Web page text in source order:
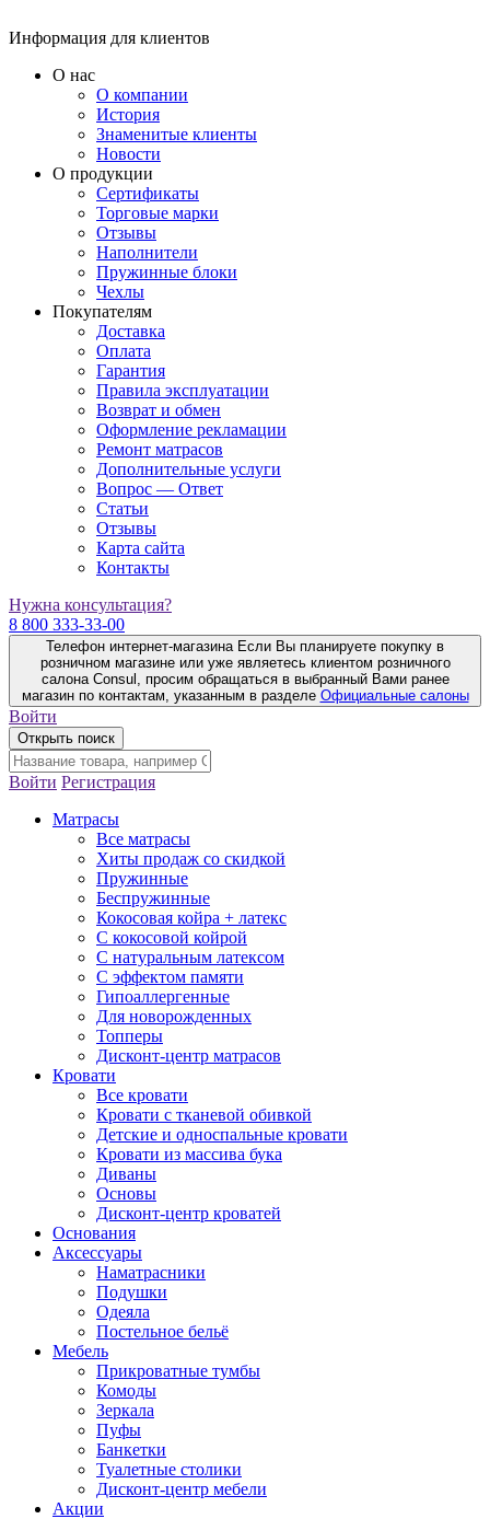
Информация для клиентов
О нас
О компании
История
Знаменитые клиенты
Новости
О продукции
Сертификаты
Торговые марки
Отзывы
Наполнители
Пружинные блоки
Чехлы
Покупателям
Доставка
Оплата
Гарантия
Правила эксплуатации
Возврат и обмен
Оформление рекламации
Ремонт матрасов
Дополнительные услуги
Вопрос — Ответ
Статьи
Отзывы
Карта сайта
Контакты
Нужна консультация?
8 800 333-33-00
Телефон интернет-магазина Если Вы планируете покупку в
розничном магазине или уже являетесь клиентом розничного
салона Consul, просим обращаться в выбранный Вами ранее
магазин по контактам, указанным в разделе Официальные салоны
Войти
Открыть поиск
Войти Регистрация
Матрасы
Все матрасы
Хиты продаж со скидкой
Пружинные
Беспружинные
Кокосовая койра + латекс
С кокосовой койрой
С натуральным латексом
С эффектом памяти
Гипоаллергенные
Для новорожденных
Топперы
Дисконт-центр матрасов
Кровати
Все кровати
Кровати с тканевой обивкой
Детские и односпальные кровати
Кровати из массива бука
Диваны
Основы
Дисконт-центр кроватей
Основания
Аксессуары
Наматрасники
Подушки
Одеяла
Постельное бельё
Мебель
Прикроватные тумбы
Комоды
Зеркала
Пуфы
Банкетки
Туалетные столики
Дисконт-центр мебели
Акции